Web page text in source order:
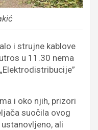
i strujne kablove
u 11.30 nema
i oko njih, prizori
suočila ovog
ali